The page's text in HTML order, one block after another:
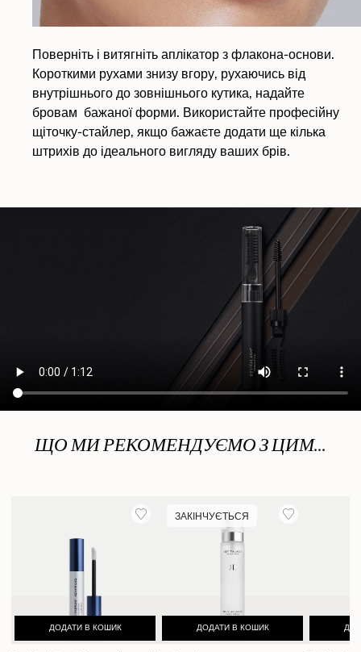
Поверніть і витягніть аплікатор з флакона-основи.
Короткими рухами знизу вгору, рухаючись від
внутрішнього до зовнішнього кутика, надайте
бровам бажаної форми. Використайте професійну
щіточку-стайлер, якщо бажаєте додати ще кілька
штрихів до ідеального вигляду ваших брів.
ЩО МИ РЕКОМЕНДУЄМО З ЦИМ...
ДОДАТИ В КОШИК
ЗАКІНЧУЄТЬСЯ
ДОДАТИ В КОШИК